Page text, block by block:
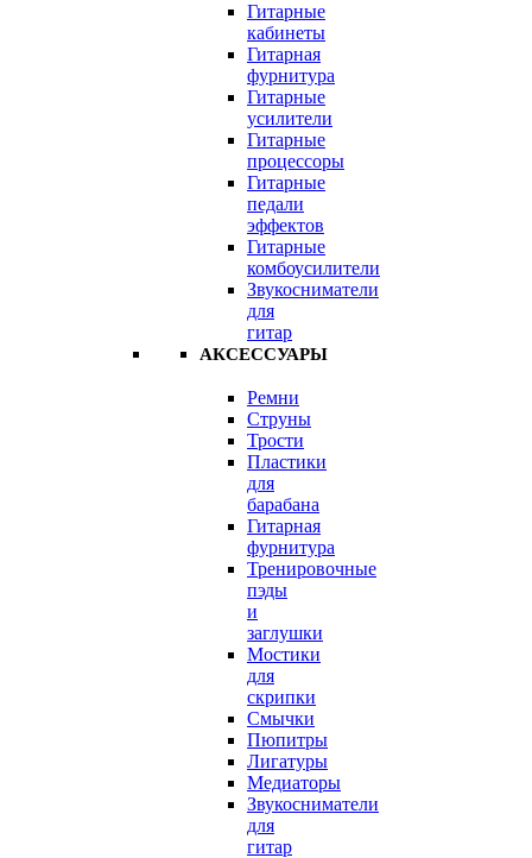
Гитарные
кабинеты
Гитарная
фурнитура
Гитарные
усилители
Гитарные
процессоры
Гитарные
педали
эффектов
Гитарные
комбоусилители
Звукосниматели
для
гитар
АКСЕССУАРЫ
Ремни
Струны
Трости
Пластики
для
барабана
Гитарная
фурнитура
Тренировочные
пэды
и
заглушки
Мостики
для
скрипки
Смычки
Пюпитры
Лигатуры
Медиаторы
Звукосниматели
для
гитар